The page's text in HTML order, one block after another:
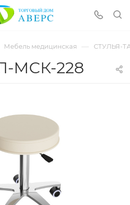
Мебель медицинская — СТУЛЬЯ-
МСК-228